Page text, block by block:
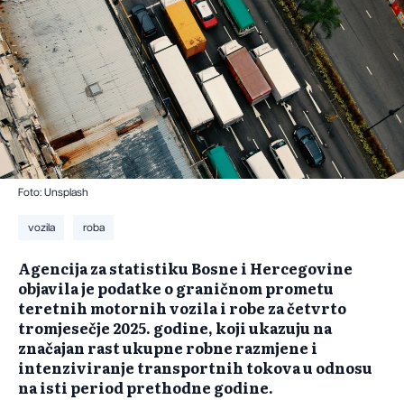
Foto: Unsplash
vozila roba
Agencija za statistiku Bosne i Hercegovine
objavila je podatke o graničnom prometu
teretnih motornih vozila i robe za četvrto
tromjesečje 2025. godine, koji ukazuju na
značajan rast ukupne robne razmjene i
intenziviranje transportnih tokova u odnosu
na isti period prethodne godine.